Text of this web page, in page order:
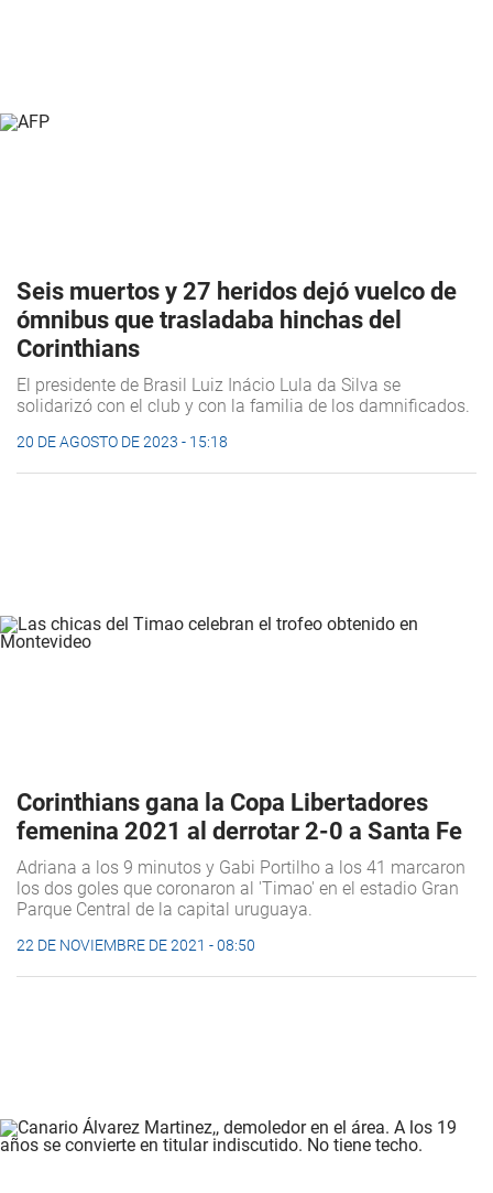
Seis muertos y 27 heridos dejó vuelco de
ómnibus que trasladaba hinchas del
Corinthians
El presidente de Brasil Luiz Inácio Lula da Silva se
solidarizó con el club y con la familia de los damnificados.
20 DE AGOSTO DE 2023 - 15:18
Corinthians gana la Copa Libertadores
femenina 2021 al derrotar 2-0 a Santa Fe
Adriana a los 9 minutos y Gabi Portilho a los 41 marcaron
los dos goles que coronaron al 'Timao' en el estadio Gran
Parque Central de la capital uruguaya.
22 DE NOVIEMBRE DE 2021 - 08:50